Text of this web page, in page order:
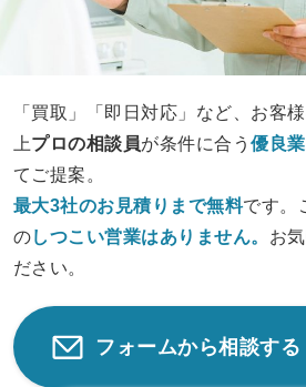
「買取」「即日対応」など、お客
上プロの相談員が条件に合う優良
てご提案。
最大3社のお見積りまで無料です。
のしつこい営業はありません。 お
ださい。
フォームから相談する